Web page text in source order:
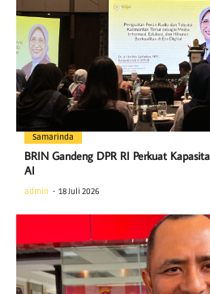
Samarinda
BRIN Gandeng DPR RI Perkuat
AI
admin 18 Juli 2026